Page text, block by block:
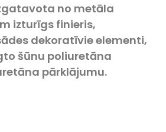
no metāla
izturīgs finieris,
dekoratīvie elementi,
šūnu poliuretāna
pārklājumu.